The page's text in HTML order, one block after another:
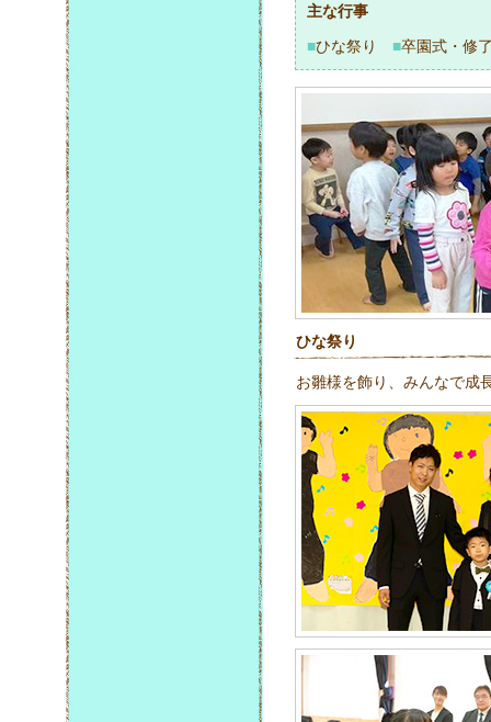
主な行事
■ひな祭り ■卒園式・
ひな祭り
お雛様を飾り、みんなで成